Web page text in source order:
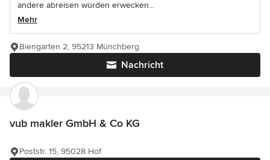
andere abreisen würden erwecken...
Mehr
Nachricht
Biengarten 2, 95213 Münchberg
vub makler GmbH & Co KG
Poststr. 15, 95028 Hof